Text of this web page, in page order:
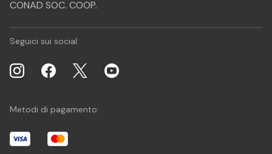
CONAD SOC. COOP.
Seguici sui social:
Metodi di pagamento: